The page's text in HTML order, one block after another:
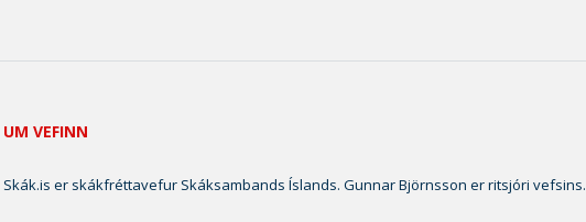
UM VEFINN
Skák.is er skákfréttavefur Skáksambands Íslands. Gunnar Björnsson er ritsjóri vefsins.